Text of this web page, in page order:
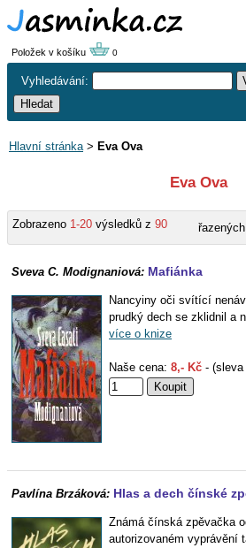
Položek v košíku 0
Vyhledávání:
Hlavní stránka> Eva Ova
Eva Ova
Zobrazeno 1-20 výsledků z 90
Sveva C. Modignaniová: Mafiánka
Nancyiny oči svítící
prudký dech se zklidnil a
více o knize
Naše cena: 8,- Kč - (sleva
Pavlína Brzáková: Hlas a dech čínské
Známá čínská zpěvačka
autorizovaném vyprávění